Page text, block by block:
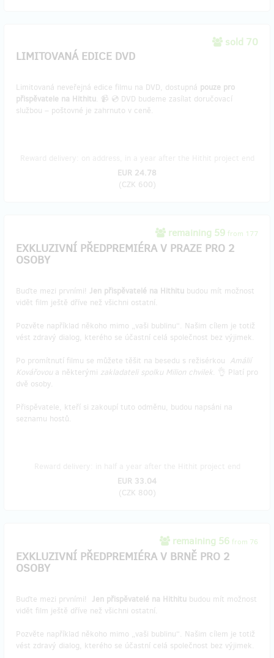
sold 70
LIMITOVANÁ EDICE DVD
Limitovaná neveřejná edice filmu na DVD, dostupná pouze pro
přispěvatele na Hithitu. 📹 💿 DVD budeme zasílat doručovací
službou – poštovné je zahrnuto v ceně.
EUR 24.78
(CZK 600)
remaining 59 from 177
EXKLUZIVNÍ PŘEDPREMIÉRA V PRAZE PRO 2
OSOBY
Buďte mezi prvními! Jen přispěvatelé na Hithitu budou mít možnost
vidět film ještě dříve než všichni ostatní.
Pozvěte například někoho mimo „vaši bublinu“. Našim cílem je totiž
vést zdravý dialog, kterého se účastní celá společnost bez výjimek.
Po promítnutí filmu se můžete těšit na besedu s režisérkou Amálií
Kovářovou a některými zakladateli spolku Milion chvilek. 👌 Platí pro
dvě osoby.
Přispěvatele, kteří si zakoupí tuto odměnu, budou napsáni na
seznamu hostů.
EUR 33.04
(CZK 800)
remaining 56 from 76
EXKLUZIVNÍ PŘEDPREMIÉRA V BRNĚ PRO 2
OSOBY
Buďte mezi prvními! Jen přispěvatelé na Hithitu budou mít možnost
vidět film ještě dříve než všichni ostatní.
Pozvěte například někoho mimo „vaši bublinu“. Našim cílem je totiž
vést zdravý dialog, kterého se účastní celá společnost bez výjimek.